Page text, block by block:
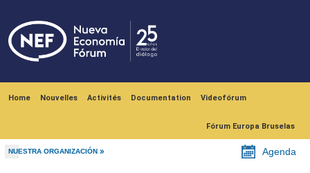
Home Nouvelles Activités Documentation Videofórum
Fórum Europa Bruselas
NUESTRA ORGANIZACIÓN Agenda